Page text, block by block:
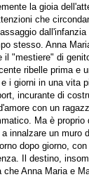
la gioia
che
stesso. Anna
il "mestiere" di
ribelle prima e
i giorni in una vita
incurante di
con un
Ma è
innalzare un muro
dopo giorno,
Il destino,
che Anna Maria e